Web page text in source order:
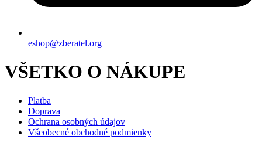
eshop@zberatel.org
VŠETKO O NÁKUPE
Platba
Doprava
Ochrana osobných údajov
Všeobecné obchodné podmienky